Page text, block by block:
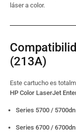
láser a color.
(213A)
Este cartucho es
HP Color LaserJet
Series 5700 / 5700dn
Series 6700 /